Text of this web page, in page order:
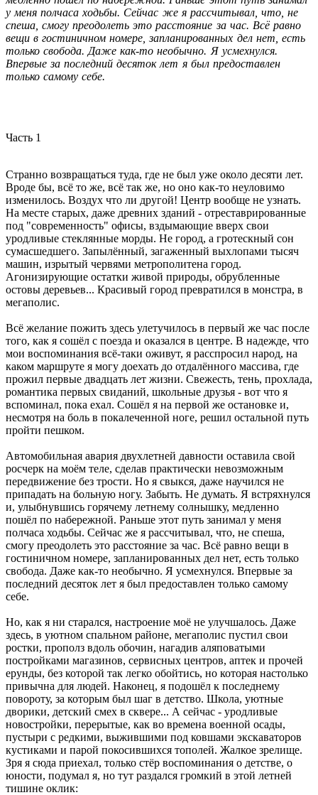
у меня полчаса ходьбы. Сейчас же я рассчитывал, что, не
спеша, смогу преодолеть это расстояние за час. Всё равно
вещи в гостиничном номере, запланированных дел нет, есть
только свобода. Даже как-то необычно. Я усмехнулся.
Впервые за последний десяток лет я был предоставлен
только самому себе.
Часть 1
Странно возвращаться туда, где не был уже около десяти лет.
Вроде бы, всё то же, всё так же, но оно как-то неуловимо
изменилось. Воздух что ли другой! Центр вообще не узнать.
На месте старых, даже древних зданий - отреставрированные
под "современность" офисы, вздымающие вверх свои
уродливые стеклянные морды. Не город, а гротескный сон
сумасшедшего. Запылённый, загаженный выхлопами тысяч
машин, изрытый червями метрополитена город.
Агонизирующие остатки живой природы, обрубленные
остовы деревьев... Красивый город превратился в монстра, в
мегаполис.
Всё желание пожить здесь улетучилось в первый же час после
того, как я сошёл с поезда и оказался в центре. В надежде, что
мои воспоминания всё-таки оживут, я расспросил народ, на
каком маршруте я могу доехать до отдалённого массива, где
прожил первые двадцать лет жизни. Свежесть, тень, прохлада,
романтика первых свиданий, школьные друзья - вот что я
вспоминал, пока ехал. Сошёл я на первой же остановке и,
несмотря на боль в покалеченной ноге, решил остальной путь
пройти пешком.
Автомобильная авария двухлетней давности оставила свой
росчерк на моём теле, сделав практически невозможным
передвижение без трости. Но я свыкся, даже научился не
припадать на больную ногу. Забыть. Не думать. Я встряхнулся
и, улыбнувшись горячему летнему солнышку, медленно
пошёл по набережной. Раньше этот путь занимал у меня
полчаса ходьбы. Сейчас же я рассчитывал, что, не спеша,
смогу преодолеть это расстояние за час. Всё равно вещи в
гостиничном номере, запланированных дел нет, есть только
свобода. Даже как-то необычно. Я усмехнулся. Впервые за
последний десяток лет я был предоставлен только самому
себе.
Но, как я ни старался, настроение моё не улучшалось. Даже
здесь, в уютном спальном районе, мегаполис пустил свои
ростки, прополз вдоль обочин, нагадив аляповатыми
постройками магазинов, сервисных центров, аптек и прочей
ерунды, без которой так легко обойтись, но которая настолько
привычна для людей. Наконец, я подошёл к последнему
повороту, за которым был шаг в детство. Школа, уютные
дворики, детский смех в сквере... А сейчас - уродливые
новостройки, перерытые, как во времена военной осады,
пустыри с редкими, выжившими под ковшами экскаваторов
кустиками и парой покосившихся тополей. Жалкое зрелище.
Зря я сюда приехал, только стёр воспоминания о детстве, о
юности, подумал я, но тут раздался громкий в этой летней
тишине оклик: